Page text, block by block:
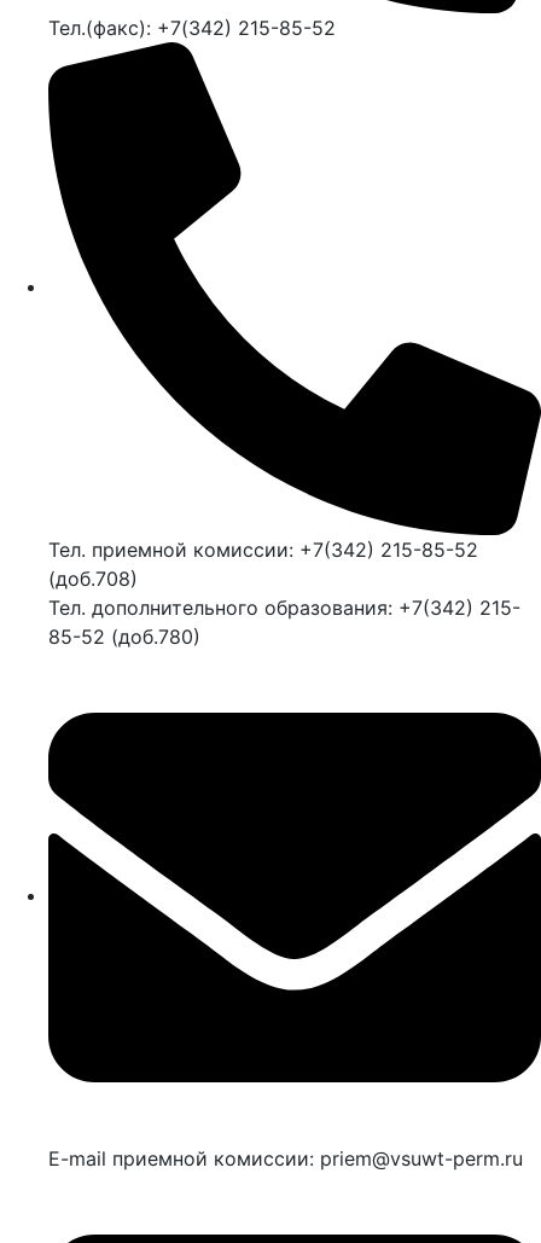
Тел.(факс): +7(342) 215-85-52
Тел. приемной комиссии: +7(342) 215-85-52
(доб.708)
Тел. дополнительного образования: +7(342) 215-
85-52 (доб.780)
E-mail приемной комиссии: priem@vsuwt-perm.ru